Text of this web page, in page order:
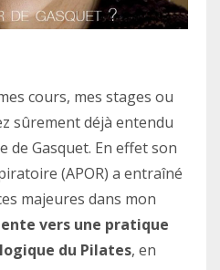
cours, mes stages ou
sûrement déjà entendu
de Gasquet. En effet son
(APOR) a entraîné
majeures dans mon
vers une pratique
du Pilates, en